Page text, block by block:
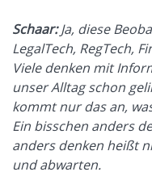
Schaar:Ja, diese
LegalTech, RegTech,
Viele denken mit
unser Alltag schon
kommt nur das an,
Ein bisschen anders
anders denken heißt
und abwarten.